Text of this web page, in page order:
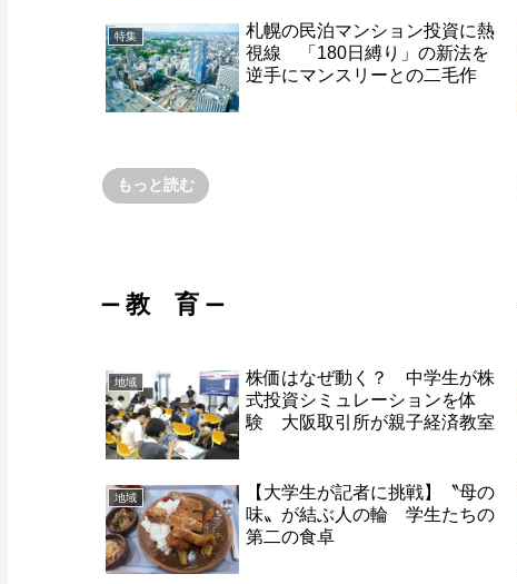
特集
札幌の民泊マンション投資に熱
視線 「180日縛り」の新法を
逆手にマンスリーとの二毛作
もっと読む
ー 教 育 ー
地域
株価はなぜ動く？ 中学生が株
式投資シミュレーションを体
験 大阪取引所が親子経済教室
地域
【大学生が記者に挑戦】〝母の
味〟が結ぶ人の輪 学生たちの
第二の食卓